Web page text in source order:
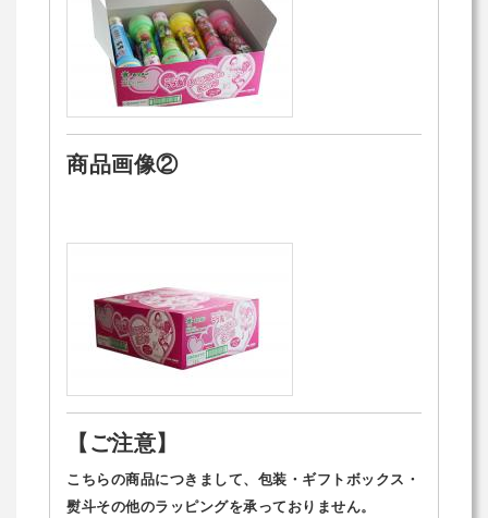
商品画像②
【ご注意】
こちらの商品につきまして、包装・ギフトボックス・
熨斗その他のラッピングを承っておりません。